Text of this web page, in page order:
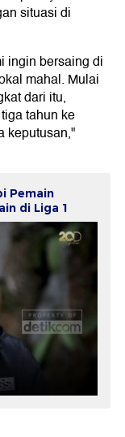
situasi di
ingin bersaing di
mahal. Mulai
dari itu,
tahun ke
keputusan,"
Pemain
di Liga 1